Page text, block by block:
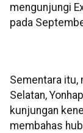
mengunjungi
pada
Sementara itu,
Selatan,
kunjungan
membahas